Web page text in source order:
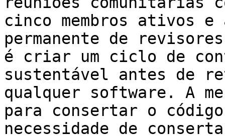
cinco membros ativos
permanente de
é criar um ciclo de
sustentável antes de
qualquer software. A
para consertar o
necessidade de